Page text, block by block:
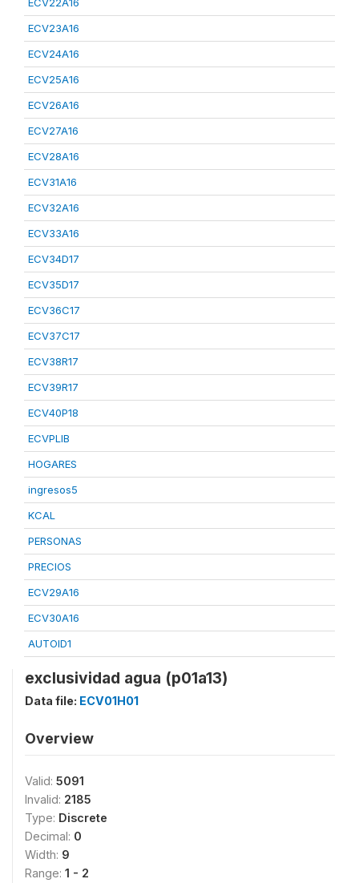
ECV23A16
ECV24A16
ECV25A16
ECV26A16
ECV27A16
ECV28A16
ECV31A16
ECV32A16
ECV33A16
ECV34D17
ECV35D17
ECV36C17
ECV37C17
ECV38R17
ECV39R17
ECV40P18
ECVPLIB
HOGARES
ingresos5
KCAL
PERSONAS
PRECIOS
ECV29A16
ECV30A16
AUTOID1
exclusividad agua (p01a13)
Data file: ECV01H01
Overview
Valid: 5091
Invalid: 2185
Type: Discrete
Decimal: 0
Width: 9
Range: 1 - 2